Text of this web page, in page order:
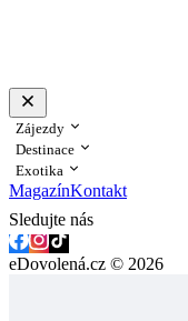
Zájezdy
Destinace
Exotika
MagazínKontakt
Sledujte nás
eDovolená.cz © 2026